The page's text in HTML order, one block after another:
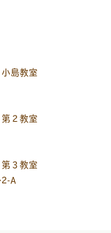
島教室
２教室
３教室
A